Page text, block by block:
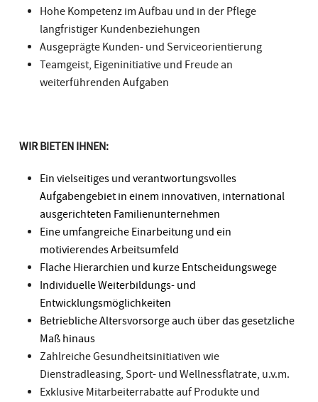
Hohe Kompetenz im Aufbau und in der Pflege
langfristiger Kundenbeziehungen
Ausgeprägte Kunden- und Serviceorientierung
Teamgeist, Eigeninitiative und Freude an
weiterführenden Aufgaben
WIR BIETEN IHNEN:
Ein vielseitiges und verantwortungsvolles
Aufgabengebiet in einem innovativen, international
ausgerichteten Familienunternehmen
Eine umfangreiche Einarbeitung und ein
motivierendes Arbeitsumfeld
Flache Hierarchien und kurze Entscheidungswege
Individuelle Weiterbildungs- und
Entwicklungsmöglichkeiten
Betriebliche Altersvorsorge auch über das gesetzliche
Maß hinaus
Zahlreiche Gesundheitsinitiativen wie
Dienstradleasing, Sport- und Wellnessflatrate, u.v.m.
Exklusive Mitarbeiterrabatte auf Produkte und